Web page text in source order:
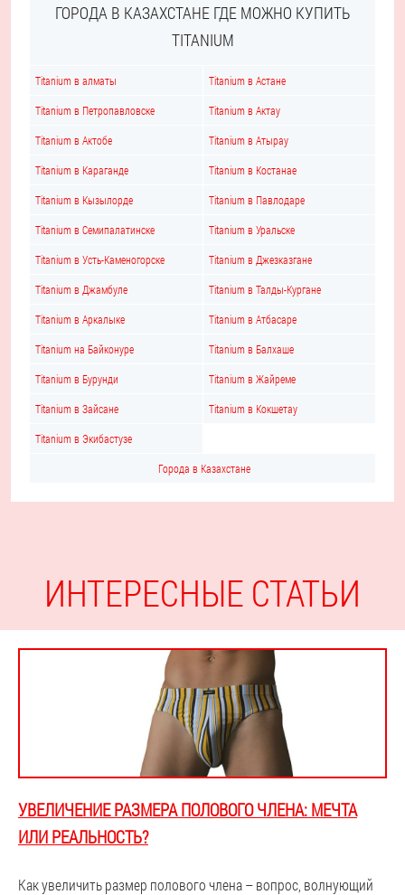
ГОРОДА В КАЗАХСТАНЕ ГДЕ МОЖНО КУПИТЬ
TITANIUM
Titanium в алматы Titanium в Астане
Titanium в Петропавловске Titanium в Актау
Titanium в Актобе Titanium в Атырау
Titanium в Караганде Titanium в Костанае
Titanium в Кызылорде Titanium в Павлодаре
Titanium в Семипалатинске Titanium в Уральске
Titanium в Усть-Каменогорске Titanium в Джезказгане
Titanium в Джамбуле Titanium в Талды-Кургане
Titanium в Аркалыке Titanium в Атбасаре
Titanium на Байконуре Titanium в Балхаше
Titanium в Бурунди Titanium в Жайреме
Titanium в Зайсане Titanium в Кокшетау
Titanium в Экибастузе
Города в Казахстане
ИНТЕРЕСНЫЕ СТАТЬИ
УВЕЛИЧЕНИЕ РАЗМЕРА ПОЛОВОГО ЧЛЕНА: МЕЧТА
ИЛИ РЕАЛЬНОСТЬ?
Как увеличить размер полового члена – вопрос, волнующий